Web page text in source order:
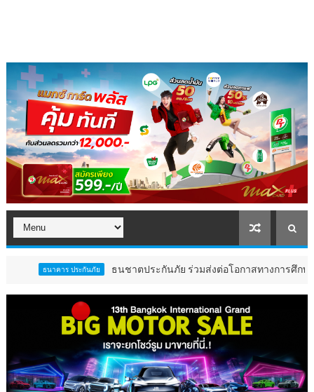
คาร ประกันภัย ธนชาตประกันภัย ร่วมส่งต่อโอกาสทางการศึกษาสนับสนุนอา